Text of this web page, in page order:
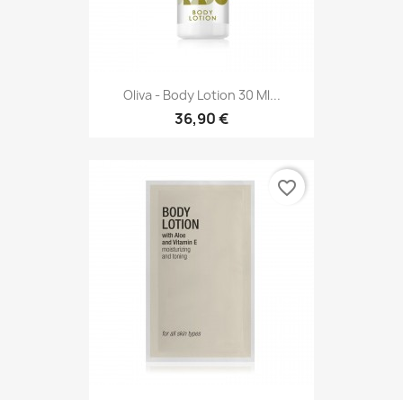
Oliva - Body Lotion 30 Ml...
36,90 €
favorite_border